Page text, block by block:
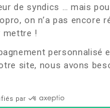
de syndics … mais
on n’a pas encore
mettre !
personnalisé
site, nous avons
par